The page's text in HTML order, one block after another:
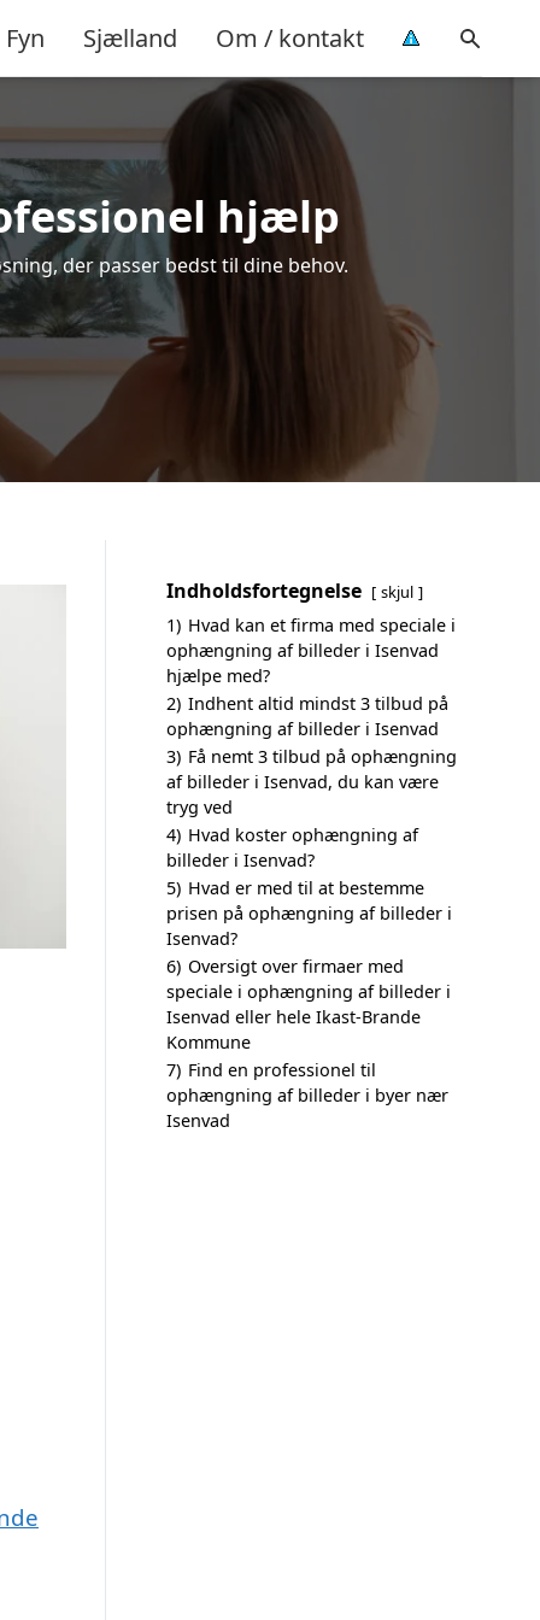
Fyn Sjælland Om / kontakt
hjælp
der passer bedst til dine behov.
Indholdsfortegnelse skjul
1) Hvad kan et firma med speciale i
ophængning af billeder i Isenvad
hjælpe med?
2) Indhent altid mindst 3 tilbud på
ophængning af billeder i Isenvad
3) Få nemt 3 tilbud på ophængning
af billeder i Isenvad, du kan være
tryg ved
4) Hvad koster ophængning af
billeder i Isenvad?
5) Hvad er med til at bestemme
prisen på ophængning af billeder i
Isenvad?
6) Oversigt over firmaer med
speciale i ophængning af billeder i
Isenvad eller hele Ikast-Brande
Kommune
7) Find en professionel til
ophængning af billeder i byer nær
Isenvad